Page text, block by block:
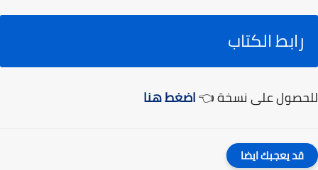
رابط الكتاب
للحصول على نسخة 👈اضغط هنا
قد يعجبك ايضا